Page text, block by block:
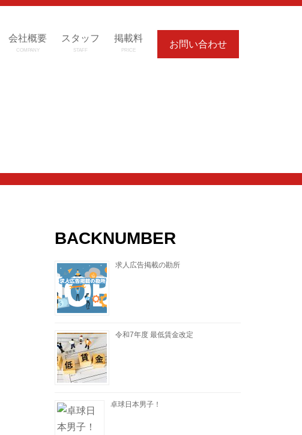
会社概要
COMPANY
スタッフ
STAFF
掲載料
PRICE
お問い合わせ
BACKNUMBER
求人広告掲載の勘所
令和7年度 最低賃金改定
卓球日本男子！